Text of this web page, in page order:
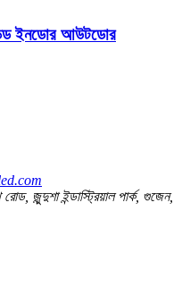
ইনডোর আউটডোর
জুন্দুশা ইন্ডাস্ট্রিয়াল পার্ক, গুজেন,